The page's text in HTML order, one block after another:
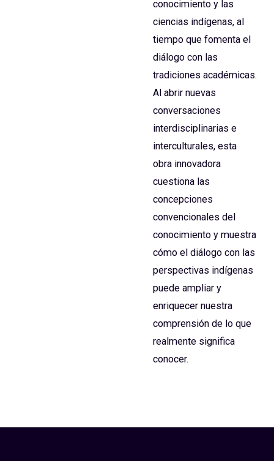
conocimiento y las
ciencias indígenas, al
tiempo que fomenta el
diálogo con las
tradiciones académicas.
Al abrir nuevas
conversaciones
interdisciplinarias e
interculturales, esta
obra innovadora
cuestiona las
concepciones
convencionales del
conocimiento y muestra
cómo el diálogo con las
perspectivas indígenas
puede ampliar y
enriquecer nuestra
comprensión de lo que
realmente significa
conocer.